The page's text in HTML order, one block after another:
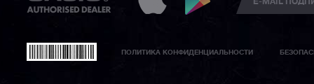
ПОЛИТИКА КОНФИДЕНЦИАЛЬНОСТИ